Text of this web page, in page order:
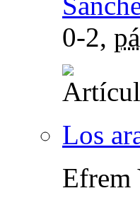
0-2,
Los
Efrem